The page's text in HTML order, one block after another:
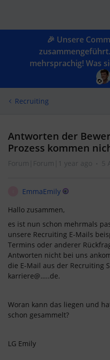
🎉 Unsere
mehrsprachig! Was
Recruiting
Antworten der
Prozess kommen
Forum|Forum|1 year ago 5
EmmaEmily
Hallo zusammen,
es ist nun schon mehrmals
unsere Recruiting E-Mails
Termins oder anderer
Antworten nicht bei uns
die E-Mail aus der Recruiting
karriere@…..de.
Woran kann das liegen und
schon gesammelt?
LG Emily